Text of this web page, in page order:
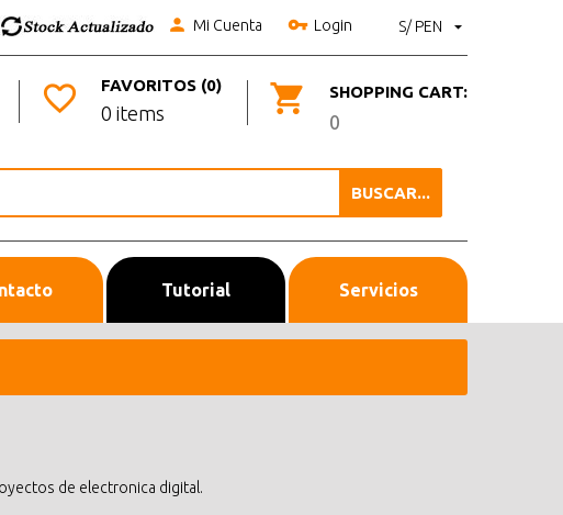
S/ PEN
Mi Cuenta Login
SHOPPING CART:
0
FAVORITOS (0)
0 items
BUSCAR...
Tutorial Servicios
de electronica digital.